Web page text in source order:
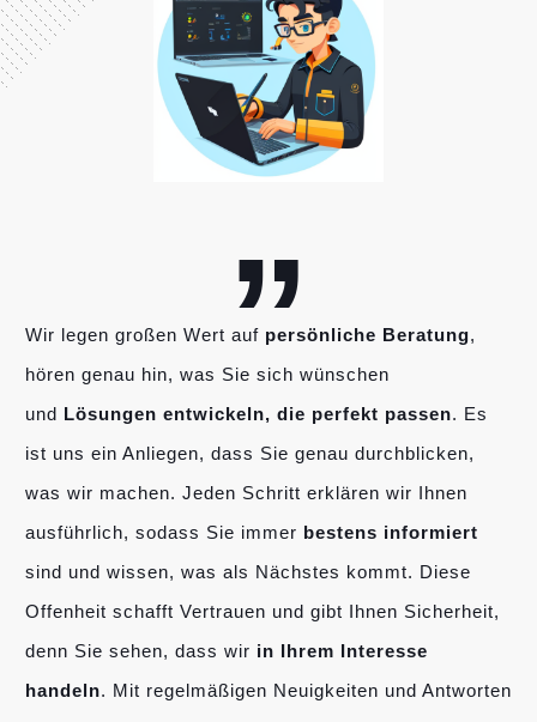
„
Wir legen großen Wert auf persönliche Beratung,
hören genau hin, was Sie sich wünschen
und Lösungen entwickeln, die perfekt passen. Es
ist uns ein Anliegen, dass Sie genau durchblicken,
was wir machen. Jeden Schritt erklären wir Ihnen
ausführlich, sodass Sie immer bestens informiert
sind und wissen, was als Nächstes kommt. Diese
Offenheit schafft Vertrauen und gibt Ihnen Sicherheit,
denn Sie sehen, dass wir in Ihrem Interesse
handeln. Mit regelmäßigen Neuigkeiten und Antworten